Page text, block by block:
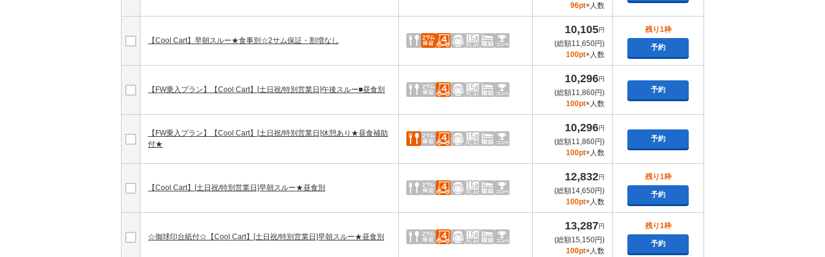
96pt×人数
【Cool Cart】早朝スルー★食事別☆2サム保証・割増なし
10,105円
(総額11,650円)
100pt×人数
残り1枠
予約
【FW乗入プラン】【Cool Cart】[土日祝/特別営業日]午後スルー■昼食別
10,296円
(総額11,860円)
100pt×人数
予約
【FW乗入プラン】【Cool Cart】[土日祝/特別営業日]休憩あり★昼食補助
付★
10,296円
(総額11,860円)
100pt×人数
予約
【Cool Cart】[土日祝/特別営業日]早朝スルー★昼食別
12,832円
(総額14,650円)
100pt×人数
残り1枠
予約
☆御球印台紙付☆【Cool Cart】[土日祝/特別営業日]早朝スルー★昼食別
13,287円
(総額15,150円)
100pt×人数
残り1枠
予約